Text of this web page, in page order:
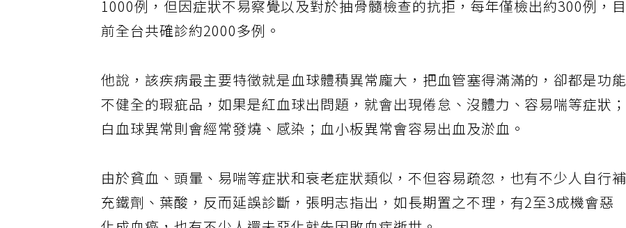
1000例，但因症狀不易察覺以及對於抽骨髓檢查的抗拒，每年僅檢出約300例，目
前全台共確診約2000多例。
他說，該疾病最主要特徵就是血球體積異常龐大，把血管塞得滿滿的，卻都是功能
不健全的瑕疵品，如果是紅血球出問題，就會出現倦怠、沒體力、容易喘等症狀；
白血球異常則會經常發燒、感染；血小板異常會容易出血及淤血。
由於貧血、頭暈、易喘等症狀和衰老症狀類似，不但容易疏忽，也有不少人自行補
充鐵劑、葉酸，反而延誤診斷，張明志指出，如長期置之不理，有2至3成機會惡